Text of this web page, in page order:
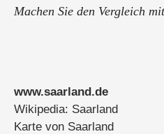
Machen Sie den Vergleich
Kostenlose diskrete
Senden Sie nur Ihre
www.saarland.de
Wikipedia: Saarland
Karte von Saarland